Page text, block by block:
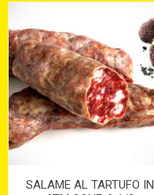
SALAME AL TARTUFO IN